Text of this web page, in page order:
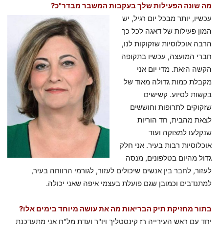
מה שונה הפעילות שלך בעקבות המשבר מבדר"כ?
עכשיו, יותר מבכל יום רגיל, יש
המון פעילות של דאגה לכל כך
הרבה אוכלוסיות שזקוקות לנו,
חברי המועצה, עכשיו בתקופה
הקשה הזאת. מדי יום אני
מקבלת כמות גדולה מאוד של
בקשות לסיוע. קשישים
שזקוקים לתרופות וחוששים
לצאת מהבית, חד הוריות
שנקלעו למצוקה ועוד
אוכלוסיות רבות בעיר. אני חלק
גדול מהיום בטלפונים, מנסה
לעזור, לחבר בין אנשים שיכולים לעזור, לגורמי הרווחה בעיר,
למתנדבים וכמובן שגם פועלת בעצמי איפה שאני יכולה.
בתור מחזיקת תיק הבריאות מה את עושה מיוחד בימים אלו?
יחד עם ראש העירייה רז קינסטליך ויו"ר ועדת מל"ח אני מתעדכנת